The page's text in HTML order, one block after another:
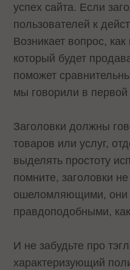
успех сайта. Если
пользователей к
Возникает вопрос,
который будет
поможет
мы говорили в первой
Заголовки должны
товаров или услуг,
выделять простоту
помните, заголовки
ошеломляющими, они
правдоподобными,
И не забудьте про
характеризующий